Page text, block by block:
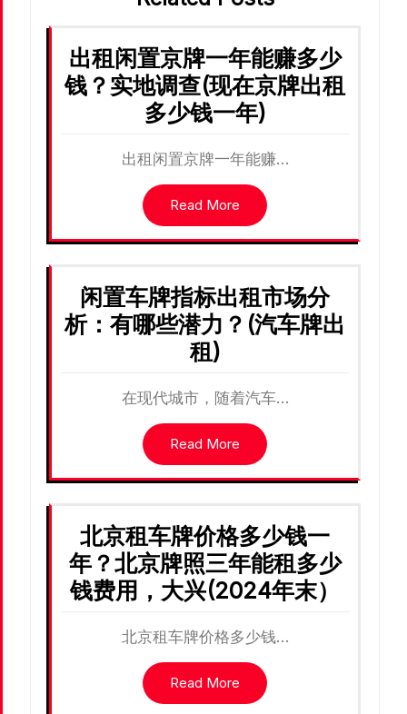
出租闲置京牌一年能赚多少
钱？实地调查(现在京牌出租
多少钱一年)
出租闲置京牌一年能赚…
Read More
闲置车牌指标出租市场分
析：有哪些潜力？(汽车牌出
租)
在现代城市，随着汽车…
Read More
北京租车牌价格多少钱一
年？北京牌照三年能租多少
钱费用，大兴(2024年末）
北京租车牌价格多少钱…
Read More